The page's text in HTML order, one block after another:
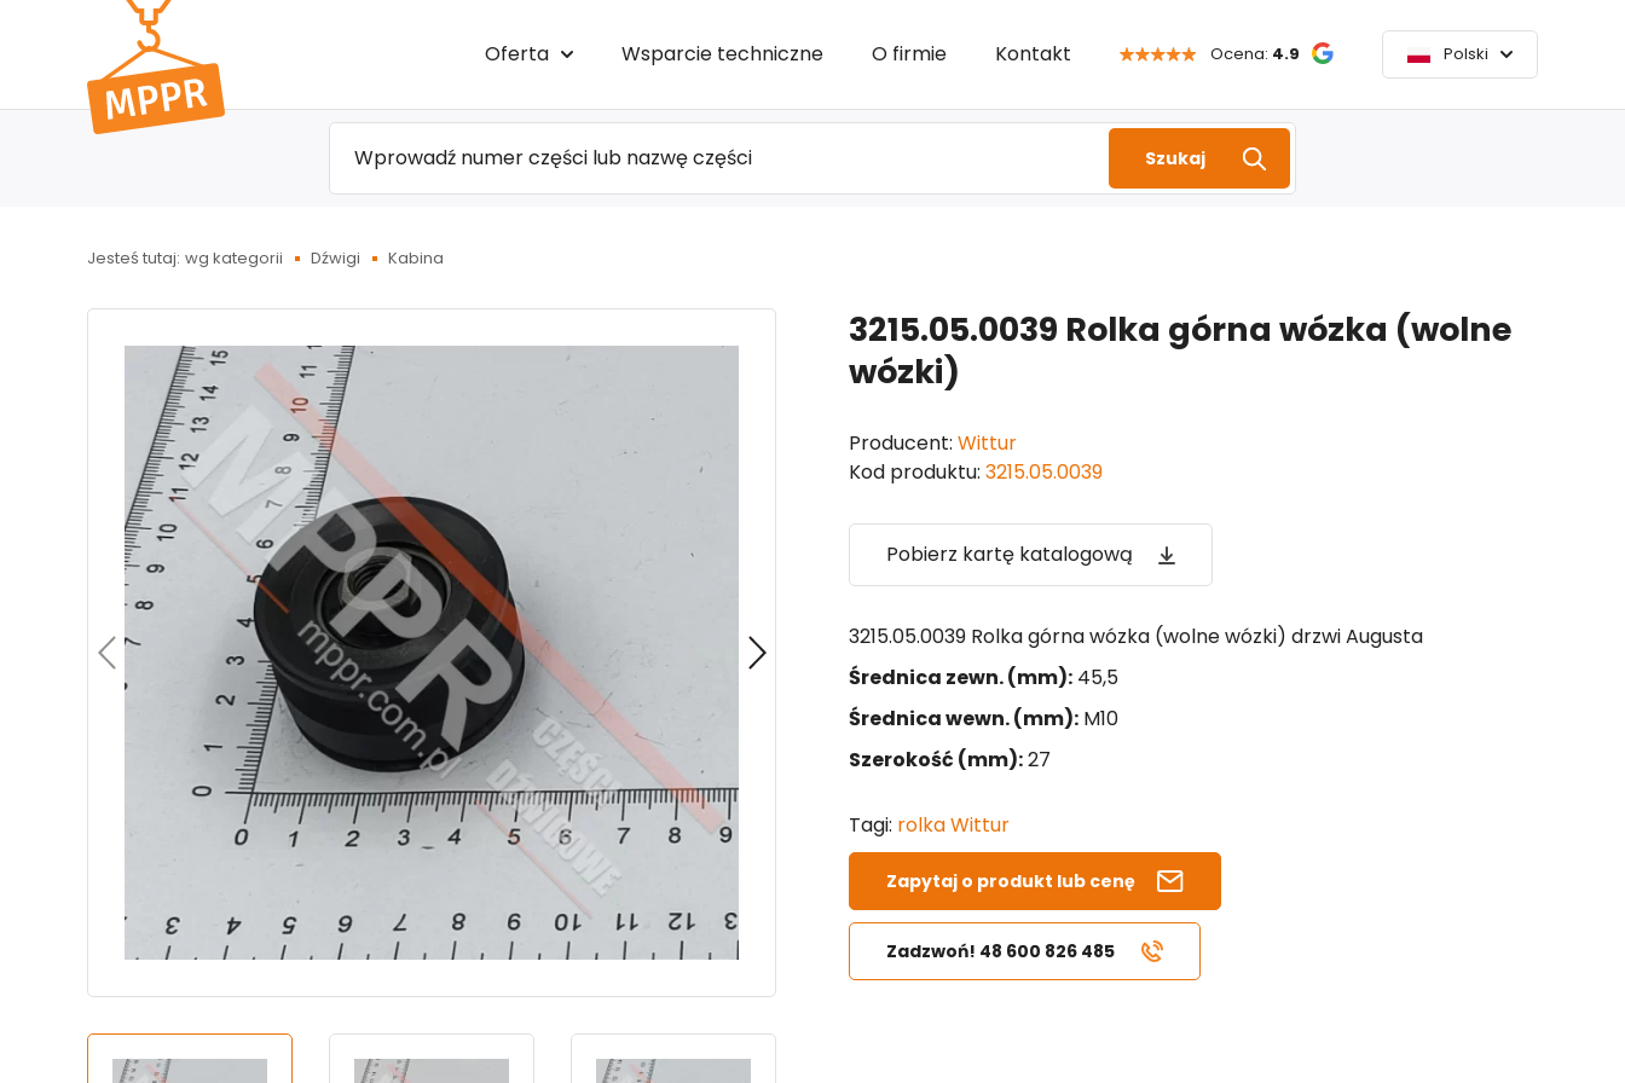
do menu
głównego
Oferta Wsparcie techniczne O firmie Kontakt Ocena: 4.9 Polski
Szukaj
Jesteś tutaj: wg kategorii Dźwigi Kabina
3215.05.0039 Rolka górna wózka (wolne
wózki)
Producent: Wittur
Kod produktu: 3215.05.0039
Pobierz kartę katalogową
3215.05.0039 Rolka górna wózka (wolne wózki) drzwi Augusta
Średnica zewn. (mm): 45,5
Średnica wewn. (mm): M10
Szerokość (mm):27
Tagi: rolka Wittur
Zapytaj o produkt lub cenę
Zadzwoń! 48 600 826 485